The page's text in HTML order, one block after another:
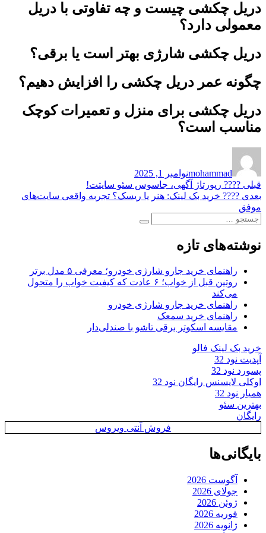
دریل چکشی چیست و چه تفاوتی با دریل
معمولی دارد؟
دریل چکشی شارژی بهتر است یا برقی؟
چگونه عمر دریل چکشی را افزایش دهیم؟
دریل چکشی برای منزل و تعمیرات کوچک
مناسب است؟
mohammadدر
نوامبر 1, 2025
راهبری
نوشته
قبلی نوشته
قبلی:
????️ رپورتاژ آگهی، جاسوس سئو سایتت!
بعدی نوشته
???? خرید بک لینک: هنر یا ریسک؟ تجربه واقعی سایت‌های
موفق
جستجو
جستجو
نوشته‌های تازه
راهنمای خرید جارو شارژی خودرو؛ معرفی ۵ مدل برتر
روتین قبل از خواب؛ ۶ عادت که کیفیت خواب را متحول
می‌کند
راهنمای خرید جارو شارژی خودرو
راهنمای خرید سمعک
مقایسه اسکوتر برقی تاشو با صندلی‌دار
خرید بک لینک فالو
آپدیت نود 32
پسورد نود 32
اوکلی لایسنس رایگان نود 32
همیار نود 32
بهترین سئو
رایگان
فروش آنتی ویروس
بایگانی‌ها
آگوست 2026
جولای 2026
ژوئن 2026
فوریه 2026
ژانویه 2026